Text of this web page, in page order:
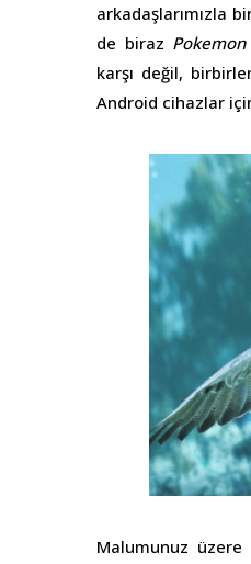
arkadaşlarımızla
de biraz
karşı değil,
Android cihazlar
Malumunuz